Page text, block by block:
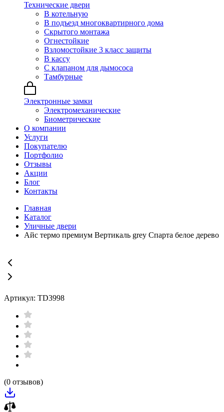
Технические двери
В котельную
В подъезд многоквартирного дома
Скрытого монтажа
Огнестойкие
Взломостойкие 3 класс защиты
В кассу
С клапаном для дымососа
Тамбурные
Электронные замки
Электромеханические
Биометрические
О компании
Услуги
Покупателю
Портфолио
Отзывы
Акции
Блог
Контакты
Главная
Каталог
Уличные двери
Айс термо премиум Вертикаль grey Спарта белое дерево
Артикул: TD3998
(0 отзывов)